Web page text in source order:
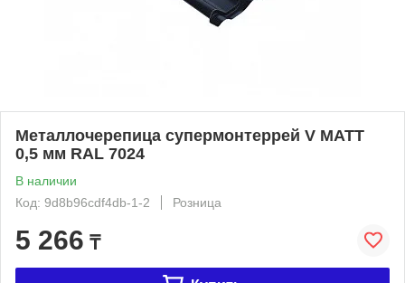
Металлочерепица супермонтеррей V МАТТ
0,5 мм RAL 7024
В наличии
Код: 9d8b96cdf4db-1-2
Розница
5 266 ₸